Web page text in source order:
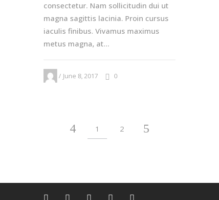
consectetur. Nam sollicitudin dui ut
magna sagittis lacinia. Proin cursus
iaculis finibus. Vivamus maximus
metus magna, at...
June 8, 2017 0
1 2